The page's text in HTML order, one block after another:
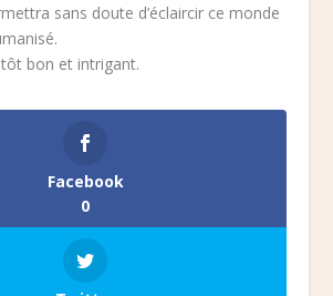
sans doute d’éclaircir ce monde
bon et intrigant.
Facebook
0